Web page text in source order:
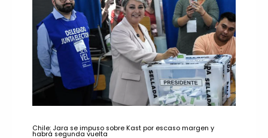
Chile: Jara se impuso sobre Kast por escaso margen y
habrá segunda vuelta